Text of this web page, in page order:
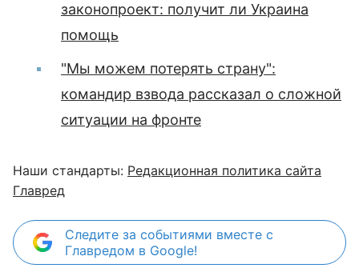
законопроект: получит ли Украина
помощь
"Мы можем потерять страну":
командир взвода рассказал о сложной
ситуации на фронте
Наши стандарты: Редакционная политика сайта
Главред
Следите за событиями вместе с
Главредом в Google!